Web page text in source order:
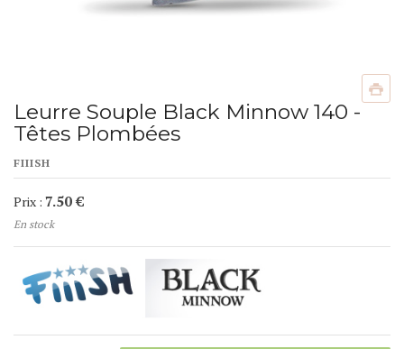
Leurre Souple Black Minnow 140 -
Têtes Plombées
FIIISH
Prix : 7.50 €
En stock